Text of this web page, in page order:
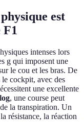
est
F1
intenses lors
g qui imposent une
le cou et les bras. De
cockpit, avec des
une excellente
, une course peut
la transpiration. Un
résistance, la réaction